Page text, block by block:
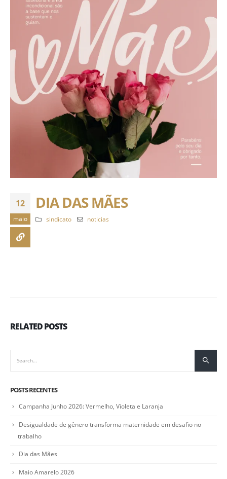
12
maio
DIA DAS MÃES
sindicato noticias
RELATEDPOSTS
POSTS RECENTES
Campanha Junho 2026: Vermelho, Violeta e Laranja
Desigualdade de gênero transforma maternidade em desafio no
trabalho
Dia das Mães
Maio Amarelo 2026